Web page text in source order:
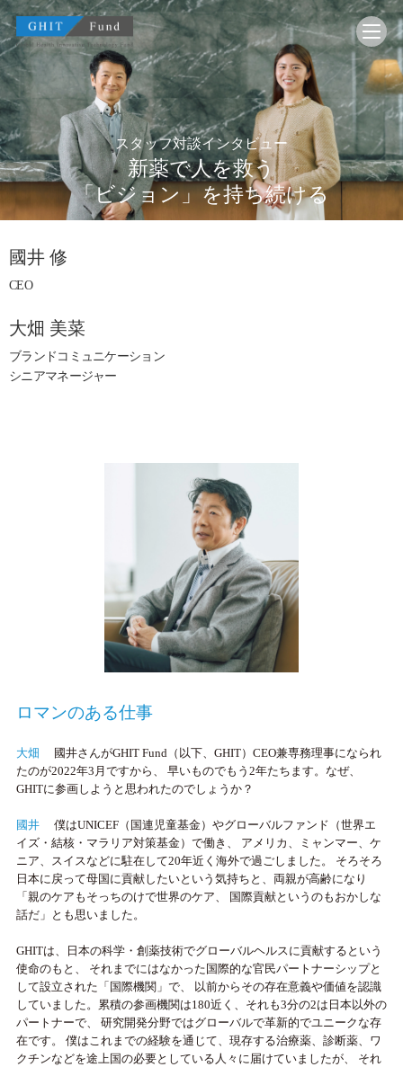
GHIT Fund Global Health Innovative Technology
スタッフ対談インタビュー
新薬で人を救う
「ビジョン」を持ち続ける
國井 修
CEO
大畑 美菜
ブランドコミュニケーション
シニアマネージャー
ロマンのある仕事
大畑
國井さんがGHIT Fund（以下、GHIT）CEO兼専務理事になられ
たのが2022年3月ですから、 早いものでもう2年たちます。なぜ、
GHITに参画しようと思われたのでしょうか？
國井
僕はUNICEF（国連児童基金）やグローバルファンド（世界エ
イズ・結核・マラリア対策基金）で働き、 アメリカ、ミャンマー、ケ
ニア、スイスなどに駐在して20年近く海外で過ごしました。 そろそろ
日本に戻って母国に貢献したいという気持ちと、両親が高齢になり
「親のケアもそっちのけで世界のケア、 国際貢献というのもおかしな
話だ」とも思いました。
GHITは、日本の科学・創薬技術でグローバルヘルスに貢献するという
使命のもと、 それまでにはなかった国際的な官民パートナーシップと
して設立された「国際機関」で、 以前からその存在意義や価値を認識
していました。累積の参画機関は180近く、それも3分の2は日本以外の
パートナーで、 研究開発分野ではグローバルで革新的でユニークな存
在です。 僕はこれまでの経験を通じて、現存する治療薬、診断薬、ワ
クチンなどを途上国の必要としている人々に届けていましたが、 それ